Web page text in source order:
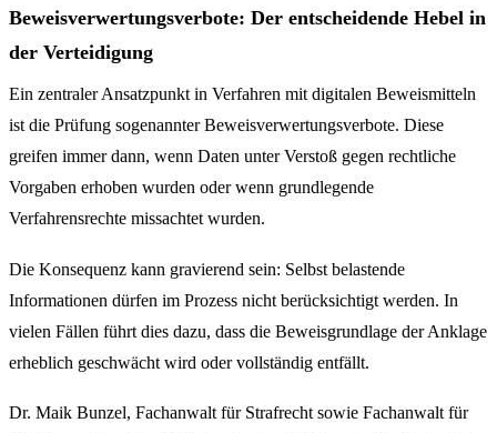
Beweisverwertungsverbote: Der entscheidende Hebel in
der Verteidigung
Ein zentraler Ansatzpunkt in Verfahren mit digitalen Beweismitteln
ist die Prüfung sogenannter Beweisverwertungsverbote. Diese
greifen immer dann, wenn Daten unter Verstoß gegen rechtliche
Vorgaben erhoben wurden oder wenn grundlegende
Verfahrensrechte missachtet wurden.
Die Konsequenz kann gravierend sein: Selbst belastende
Informationen dürfen im Prozess nicht berücksichtigt werden. In
vielen Fällen führt dies dazu, dass die Beweisgrundlage der Anklage
erheblich geschwächt wird oder vollständig entfällt.
Dr. Maik Bunzel, Fachanwalt für Strafrecht sowie Fachanwalt für